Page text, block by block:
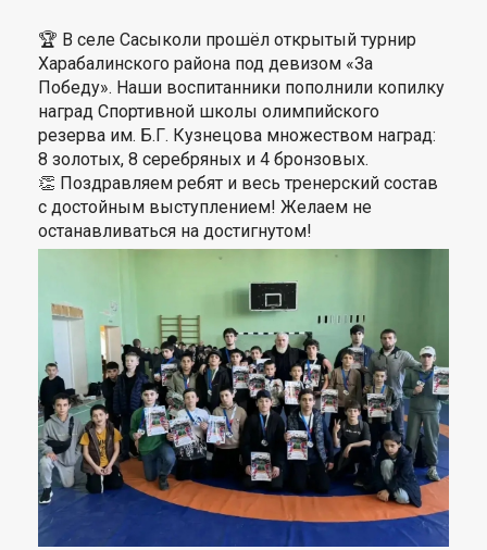
🏆 В селе Сасыколи прошёл открытый турнир
Харабалинского района под девизом «За
Победу». Наши воспитанники пополнили копилку
наград Спортивной школы олимпийского
резерва им. Б.Г. Кузнецова множеством наград:
8 золотых, 8 серебряных и 4 бронзовых.
👏 Поздравляем ребят и весь тренерский состав
с достойным выступлением! Желаем не
останавливаться на достигнутом!